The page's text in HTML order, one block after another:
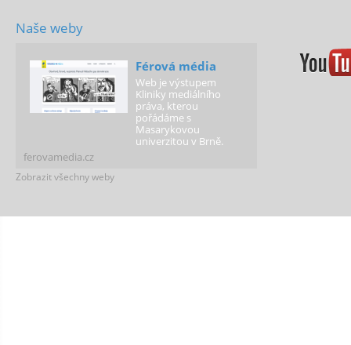
Naše weby
Férová média
Web je výstupem
Kliniky mediálního
práva, kterou
pořádáme s
Masarykovou
univerzitou v Brně.
ferovamedia.cz
Zobrazit všechny weby